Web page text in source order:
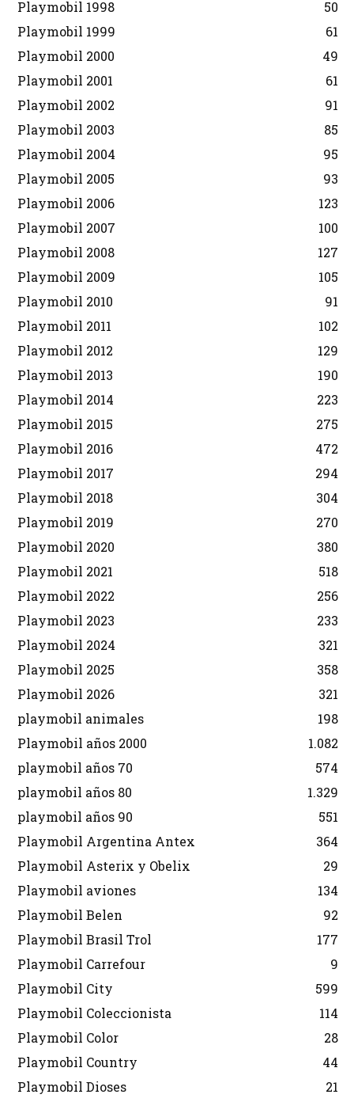
Playmobil 1998
50
Playmobil 1999
61
Playmobil 2000
49
Playmobil 2001
61
Playmobil 2002
91
Playmobil 2003
85
Playmobil 2004
95
Playmobil 2005
93
Playmobil 2006
123
Playmobil 2007
100
Playmobil 2008
127
Playmobil 2009
105
Playmobil 2010
91
Playmobil 2011
102
Playmobil 2012
129
Playmobil 2013
190
Playmobil 2014
223
Playmobil 2015
275
Playmobil 2016
472
Playmobil 2017
294
Playmobil 2018
304
Playmobil 2019
270
Playmobil 2020
380
Playmobil 2021
518
Playmobil 2022
256
Playmobil 2023
233
Playmobil 2024
321
Playmobil 2025
358
Playmobil 2026
321
playmobil animales
198
Playmobil años 2000
1.082
playmobil años 70
574
playmobil años 80
1.329
playmobil años 90
551
Playmobil Argentina Antex
364
Playmobil Asterix y Obelix
29
Playmobil aviones
134
Playmobil Belen
92
Playmobil Brasil Trol
177
Playmobil Carrefour
9
Playmobil City
599
Playmobil Coleccionista
114
Playmobil Color
28
Playmobil Country
44
Playmobil Dioses
21